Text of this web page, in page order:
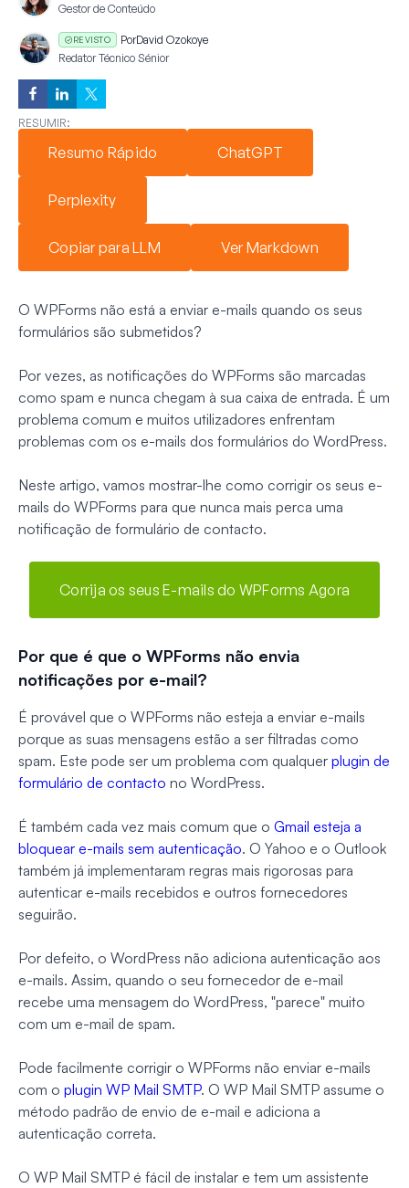
Gestor de Conteúdo
REVISTO PorDavid Ozokoye
Redator Técnico Sénior
RESUMIR:
Resumo Rápido ChatGPT
Perplexity
Copiar para LLM Ver Markdown
O WPForms não está a enviar e-mails quando os seus
formulários são submetidos?
Por vezes, as notificações do WPForms são marcadas
como spam e nunca chegam à sua caixa de entrada. É um
problema comum e muitos utilizadores enfrentam
problemas com os e-mails dos formulários do WordPress.
Neste artigo, vamos mostrar-lhe como corrigir os seus e-
mails do WPForms para que nunca mais perca uma
notificação de formulário de contacto.
Corrija os seus E-mails do WPForms Agora
Por que é que o WPForms não envia
notificações por e-mail?
É provável que o WPForms não esteja a enviar e-mails
porque as suas mensagens estão a ser filtradas como
spam. Este pode ser um problema com qualquer plugin de
formulário de contacto no WordPress.
É também cada vez mais comum que o Gmail esteja a
bloquear e-mails sem autenticação. O Yahoo e o Outlook
também já implementaram regras mais rigorosas para
autenticar e-mails recebidos e outros fornecedores
seguirão.
Por defeito, o WordPress não adiciona autenticação aos
e-mails. Assim, quando o seu fornecedor de e-mail
recebe uma mensagem do WordPress, "parece" muito
com um e-mail de spam.
Pode facilmente corrigir o WPForms não enviar e-mails
com o plugin WP Mail SMTP. O WP Mail SMTP assume o
método padrão de envio de e-mail e adiciona a
autenticação correta.
O WP Mail SMTP é fácil de instalar e tem um assistente